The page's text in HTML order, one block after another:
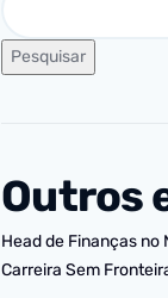
Pesquisar
Outros
Head de Finanças no
Carreira Sem